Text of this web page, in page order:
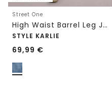
Street One
High Waist Barrel Leg Jeans im Loose Fit
STYLE KARLIE
69,99 €